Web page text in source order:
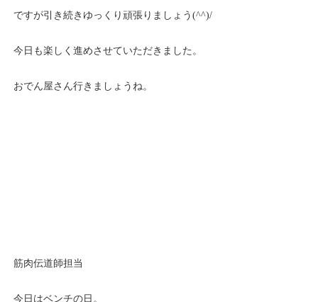
ですが引き続きゆっくり頑張りましょう(^^)/
今日も楽しく進めさせていただきました。
おでん屋さん行きましょうね。
筋肉伝道師担当
今日はベンチの日。